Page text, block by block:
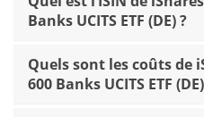
Banks UCITS ETF (DE) ?
Quels sont les coûts de
600 Banks UCITS ETF